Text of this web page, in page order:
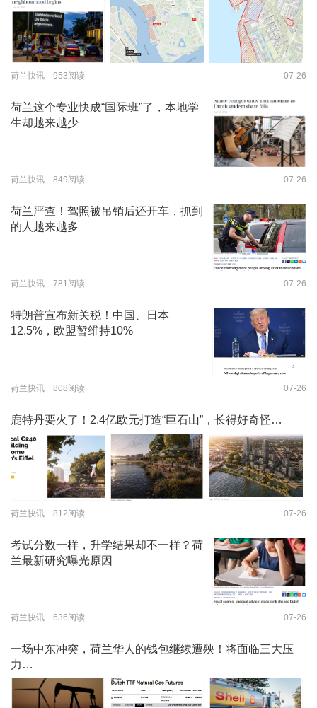
荷兰快讯 953阅读 07-26
荷兰这个专业快成“国际班”了，本地学
生却越来越少
荷兰快讯 849阅读 07-26
荷兰严查！驾照被吊销后还开车，抓到
的人越来越多
荷兰快讯 781阅读 07-26
特朗普宣布新关税！中国、日本
12.5%，欧盟暂维持10%
荷兰快讯 808阅读 07-26
鹿特丹要火了！2.4亿欧元打造“巨石山”，长得好奇怪…
荷兰快讯 812阅读 07-26
考试分数一样，升学结果却不一样？荷
兰最新研究曝光原因
荷兰快讯 636阅读 07-26
一场中东冲突，荷兰华人的钱包继续遭殃！将面临三大压
力…